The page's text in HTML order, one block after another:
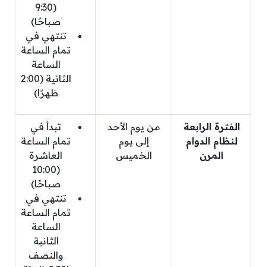
(9:30
صباحًا)
تنتهي في
تمام الساعة
الساعة
الثانية (2:00
ظهرًا)
الفترة الرابعة
لنظام الدوام
المرن
من يوم الأحد
إلى يوم
الخميس
تبدأ في
تمام الساعة
العاشرة
(10:00
صباحًا)
تنتهي في
تمام الساعة
الساعة
الثانية
والنصف